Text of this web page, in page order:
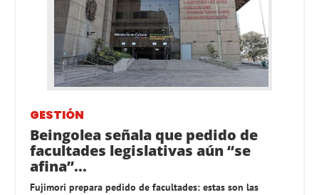
GESTIÓN
Beingolea señala que pedido de
facultades legislativas aún “se
afina”...
Fujimori prepara pedido de facultades: estas son las